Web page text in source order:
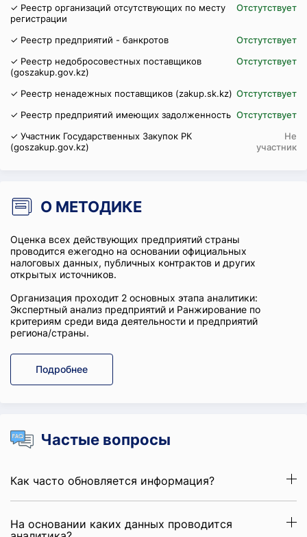
✓ Реестр организаций отсутствующих по месту
регистрации
Отстутствует
✓ Реестр предприятий - банкротов
Отстутствует
✓ Реестр недобросовестных поставщиков
(goszakup.gov.kz)
Отстутствует
✓ Реестр ненадежных поставщиков (zakup.sk.kz) Отстутствует
✓ Реестр предприятий имеющих задолженность Отстутствует
✓ Участник Государственных Закупок РК
(goszakup.gov.kz)
Не
участник
О МЕТОДИКЕ
Оценка всех действующих предприятий страны
проводится ежегодно на основании официальных
налоговых данных, публичных контрактов и других
открытых источников.
Организация проходит 2 основных этапа аналитики:
Экспертный анализ предприятий и Ранжирование по
критериям среди вида деятельности и предприятий
региона/страны.
Подробнее
Частые вопросы
Как часто обновляется информация?
На основании каких данных проводится